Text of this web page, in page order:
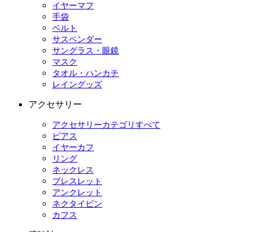
イヤーマフ
手袋
ベルト
サスペンダー
サングラス・眼鏡
マスク
タオル・ハンカチ
レイングッズ
アクセサリー
アクセサリーカテゴリすべて
ピアス
イヤーカフ
リング
ネックレス
ブレスレット
アンクレット
ネクタイピン
カフス